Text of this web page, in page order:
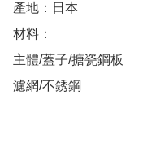
產地：日本
材料：
主體/蓋子/搪瓷鋼板
濾網/不銹鋼